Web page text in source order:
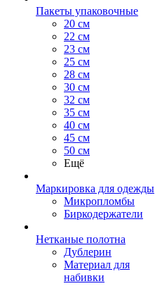
Пакеты упаковочные
20 см
22 см
23 см
25 см
28 см
30 см
32 см
35 см
40 см
45 см
50 см
Ещё
Маркировка для одежды
Микропломбы
Биркодержатели
Нетканые полотна
Дублерин
Материал для
набивки